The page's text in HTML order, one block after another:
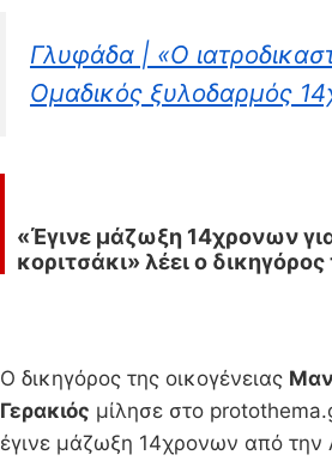
Γλυφάδα | «Ο
Ομαδικός ξυλοδαρμός
«Έγινε μάζωξη 14χρονων
κοριτσάκι» λέει ο δικηγόρος
Ο δικηγόρος της οικογένειας
Γερακιός μίλησε στο
έγινε μάζωξη 14χρονων από την